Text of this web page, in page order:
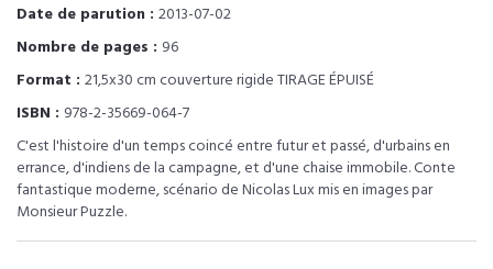
Date de parution : 2013-07-02
Nombre de pages : 96
Format : 21,5x30 cm couverture rigide TIRAGE ÉPUISÉ
ISBN : 978-2-35669-064-7
C'est l'histoire d'un temps coincé entre futur et passé, d'urbains en
errance, d'indiens de la campagne, et d'une chaise immobile. Conte
fantastique moderne, scénario de Nicolas Lux mis en images par
Monsieur Puzzle.